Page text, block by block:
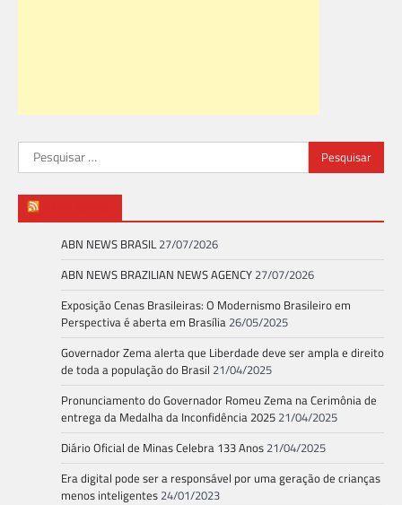
Pesquisar
por:
ABN NEWS BRASIL 27/07/2026
ABN NEWS BRAZILIAN NEWS AGENCY 27/07/2026
Exposição Cenas Brasileiras: O Modernismo Brasileiro em
Perspectiva é aberta em Brasília 26/05/2025
Governador Zema alerta que Liberdade deve ser ampla e direito
de toda a população do Brasil 21/04/2025
Pronunciamento do Governador Romeu Zema na Cerimônia de
entrega da Medalha da Inconfidência 2025 21/04/2025
Diário Oficial de Minas Celebra 133 Anos 21/04/2025
Era digital pode ser a responsável por uma geração de crianças
menos inteligentes 24/01/2023